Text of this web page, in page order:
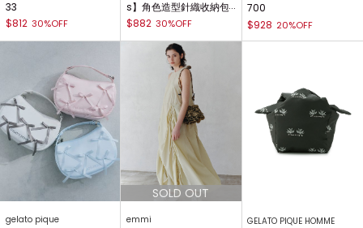
33
$812 30%OFF
s】角色造型針織收納包
SHGG251264
$882 30%OFF
700
$928 20%OFF
gelato pique emmi GELATO PIQUE HOMME